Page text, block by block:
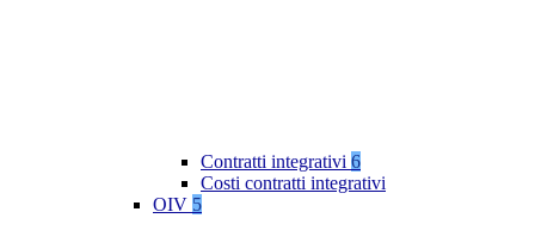
Contratti integrativi 6
Costi contratti integrativi
OIV 5